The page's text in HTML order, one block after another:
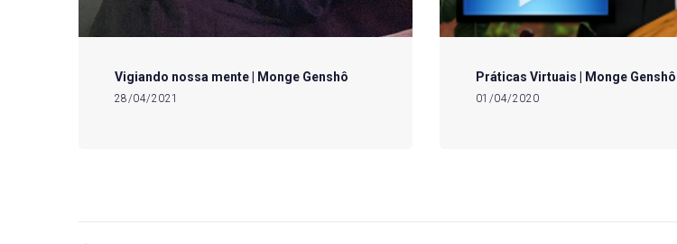
Vigiando nossa mente | Monge Genshô
28/04/2021
Práticas Virtuais | Monge Genshô
01/04/2020